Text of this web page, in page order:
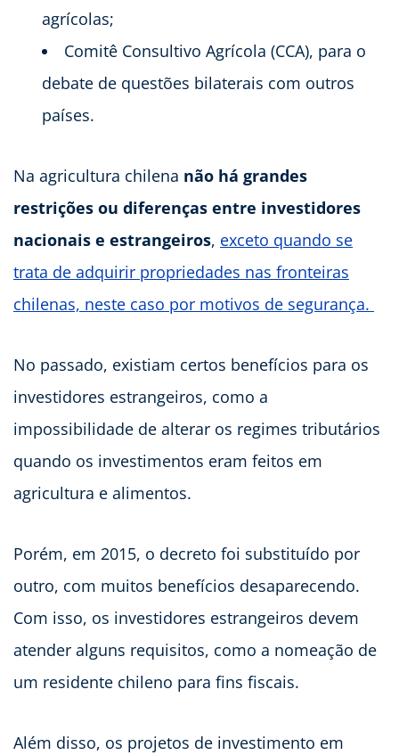
agrícolas;
Comitê Consultivo Agrícola (CCA), para o
debate de questões bilaterais com outros
países.
Na agricultura chilena não há grandes
restrições ou diferenças entre investidores
nacionais e estrangeiros, exceto quando se
trata de adquirir propriedades nas fronteiras
chilenas, neste caso por motivos de segurança.
No passado, existiam certos benefícios para os
investidores estrangeiros, como a
impossibilidade de alterar os regimes tributários
quando os investimentos eram feitos em
agricultura e alimentos.
Porém, em 2015, o decreto foi substituído por
outro, com muitos benefícios desaparecendo.
Com isso, os investidores estrangeiros devem
atender alguns requisitos, como a nomeação de
um residente chileno para fins fiscais.
Além disso, os projetos de investimento em